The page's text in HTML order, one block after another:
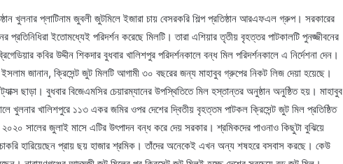
খুলনার প্লাটিনাম জুবলী জুটমিলে ইজারা চায় বেসরকরি শিল্প প্রতিষ্ঠান আরএফএল গ্রুপ। সরকারের
প্রতিনিধিরা ইতোমধ্যেই পরিদর্শন করেছে মিলটি। তারা এশিয়ার তৃতীয় বৃহত্তর পাটকালটি পুনজ্জীবনের
কবির উদ্দীন শিকদার বুধবার খালিশপুর পরিদর্শনকালে বন্ধ মিল পরিদর্শনকালে এ নির্দেশনা দেন।
জানান, ক্রিসেন্ট জুট মিলটি আগামী ৩০ বছরের জন্য মাহাবুব গ্রুপের নিকট লিজ দেয়া হয়েছে।
ছাড়া। বুধবার বিজেএমসির চেয়ারম্যানের উপস্থিতিতে মিল হস্তান্তর অনুষ্ঠান অনুষ্ঠিত হয়। মাহাবুব
খালিশপুরে ১১৩ একর জমির ওপর দেশের দ্বিতীয় বৃহত্তম পাটকল ক্রিসেন্ট জুট মিল প্রতিষ্ঠিত
সালের জুলাই মাসে এটির উৎপাদন বন্ধ করে দেয় সরকার। শ্রমিকদের পাওনাও কিছুটা বুঝিয়ে
হারিয়েছেন প্রায় ছয় হাজার শ্রমিক। তাঁদের অনেকেই এখন অন্য শষহরে বসবাস করছে। কেউ